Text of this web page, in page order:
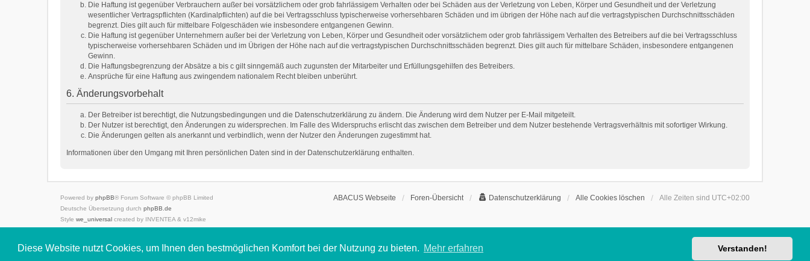
Diese Website nutzt Cookies, um Ihnen den bestmöglichen Komfort bei der Nutzung zu bieten. Mehr erfahren Verstanden!
Die Haftung ist gegenüber Verbrauchern außer bei vorsätzlichem oder grob fahrlässigem Verhalten oder bei Schäden aus der Verletzung von Leben, Körper und Gesundheit und der Verletzung
wesentlicher Vertragspflichten (Kardinalpflichten) auf die bei Vertragsschluss typischerweise vorhersehbaren Schäden und im übrigen der Höhe nach auf die vertragstypischen Durchschnittsschäden
begrenzt. Dies gilt auch für mittelbare Folgeschäden wie insbesondere entgangenen Gewinn.
Die Haftung ist gegenüber Unternehmern außer bei der Verletzung von Leben, Körper und Gesundheit oder vorsätzlichem oder grob fahrlässigem Verhalten des Betreibers auf die bei Vertragsschluss
typischerweise vorhersehbaren Schäden und im Übrigen der Höhe nach auf die vertragstypischen Durchschnittsschäden begrenzt. Dies gilt auch für mittelbare Schäden, insbesondere entgangenen
Gewinn.
Die Haftungsbegrenzung der Absätze a bis c gilt sinngemäß auch zugunsten der Mitarbeiter und Erfüllungsgehilfen des Betreibers.
Ansprüche für eine Haftung aus zwingendem nationalem Recht bleiben unberührt.
6. Änderungsvorbehalt
Der Betreiber ist berechtigt, die Nutzungsbedingungen und die Datenschutzerklärung zu ändern. Die Änderung wird dem Nutzer per E-Mail mitgeteilt.
Der Nutzer ist berechtigt, den Änderungen zu widersprechen. Im Falle des Widerspruchs erlischt das zwischen dem Betreiber und dem Nutzer bestehende Vertragsverhältnis mit sofortiger Wirkung.
Die Änderungen gelten als anerkannt und verbindlich, wenn der Nutzer den Änderungen zugestimmt hat.
Informationen über den Umgang mit Ihren persönlichen Daten sind in der Datenschutzerklärung enthalten.
ABACUS Webseite Foren-Übersicht Datenschutzerklärung Alle Cookies löschen Alle Zeiten sind UTC+02:00
Powered byphpBB® Forum Software © phpBB Limited
Deutsche Übersetzung durchphpBB.de
Stylewe_universal created by INVENTEA & v12mike